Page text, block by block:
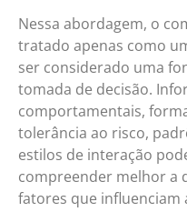
Nessa abordagem, o
tratado apenas como
ser considerado uma
tomada de decisão.
comportamentais,
tolerância ao risco,
estilos de interação
compreender melhor a
fatores que influenciam